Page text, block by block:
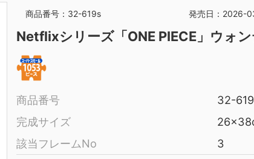
して
ピース請求
ご購入時にピースが不足していた場合は、
商品番号：32-619s 発売日：2026-
Netflixシリーズ「ONE PIECE」ウォ
商品番号
32-
完成サイズ
該当フレームNo
3